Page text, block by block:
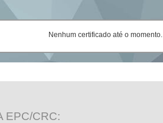
Nenhum certificado até o momento.
EPC/CRC: